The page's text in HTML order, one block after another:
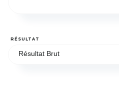
RÉSULTAT
Résultat Brut